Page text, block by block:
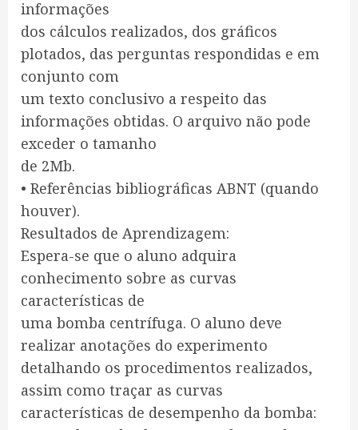
informações
dos cálculos realizados, dos gráficos
plotados, das perguntas respondidas e em
conjunto com
um texto conclusivo a respeito das
informações obtidas. O arquivo não pode
exceder o tamanho
de 2Mb.
• Referências bibliográficas ABNT (quando
houver).
Resultados de Aprendizagem:
Espera-se que o aluno adquira
conhecimento sobre as curvas
características de
uma bomba centrífuga. O aluno deve
realizar anotações do experimento
detalhando os procedimentos realizados,
assim como traçar as curvas
características de desempenho da bomba: